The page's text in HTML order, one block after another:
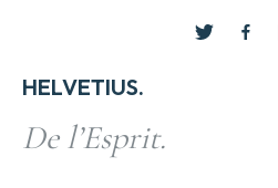
HELVETIUS.
De l’Esprit.